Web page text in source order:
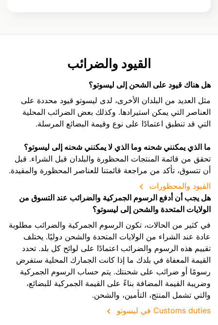
القيود والضرائب
هل هناك قيود على الشحن إلى ليسوتو؟
مثل العديد من البلدان الأخرى، لدى ليسوتو قيود محددة على
العناصر التي يمكن استيرادها. وكذلك بعض الضرائب المحلية
التي قد تنطبق اعتمادًا على نوع وقيمة البضائع المرسلة.
ما الذي يمكنني شحنه وما الذي لا يمكنني شحنه إلى ليسوتو؟
تحقق من قائمة المنتجات المحظورة والبلدان قبل الشراء. قبل
أن تتسوق، تأكد من مراجعة قائمتنا للعناصر المحظورة والمقيدة.
القيود والمحظورات
هل يجب أن أدفع الرسوم الجمركية والضرائب عند التسوق من
الولايات المتحدة والشحن إلى ليسوتو؟
في كثير من الحالات، تكون الرسوم الجمركية والضرائب مطلوبة
عادة عند الشراء من الولايات المتحدة والشحن دوليًا. يختلف
تقييم هذه الرسوم والضرائب اعتمادًا على لوائح كل بلد. تحدد
القيمة المعفاة في بلدك ما إذا كانت الجمارك المحلية ستفرض
رسومًا أو ضرائب على شحنتك. يتم حساب الرسوم الجمركية
وضريبة القيمة المضافة بناءً على القيمة الجمركية للبضائع،
والتي تشمل المنتج، التأمين، والشحن.
Customs duties في ليسوتو